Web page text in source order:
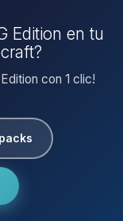
Edition en tu
con 1 clic!